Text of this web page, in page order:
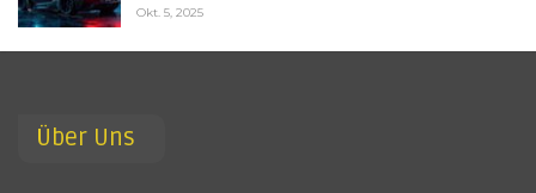
Okt. 5, 2025
Über Uns